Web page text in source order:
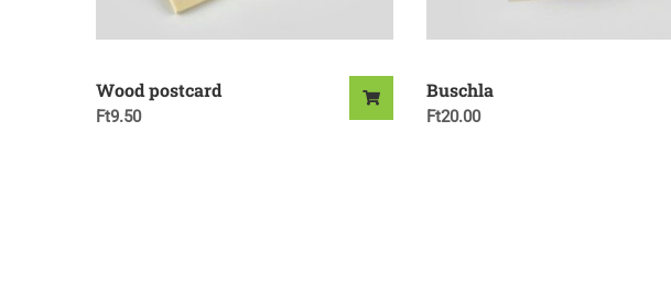
Wood postcard
Ft9.50
Buschla
Ft20.00